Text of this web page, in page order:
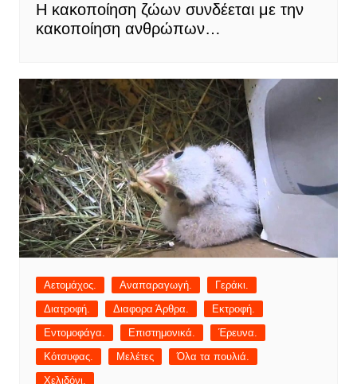
Η κακοποίηση ζώων συνδέεται με την
κακοποίηση ανθρώπων…
Αετομάχος. Αναπαραγωγή.
Γεράκι.
Διατροφή.
Διαφορα Άρθρα.
Εκτροφή.
Εντομοφάγα.
Επιστημονικά.
Έρευνα.
Κότσυφας.
Μελέτες
Όλα τα πουλιά.
Χελιδόνι.